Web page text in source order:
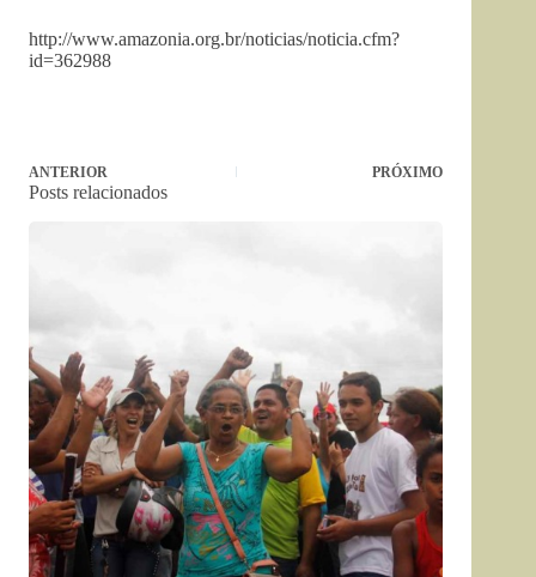
http://www.amazonia.org.br/noticias/noticia.cfm?
id=362988
ANTERIOR PRÓXIMO
Posts relacionados